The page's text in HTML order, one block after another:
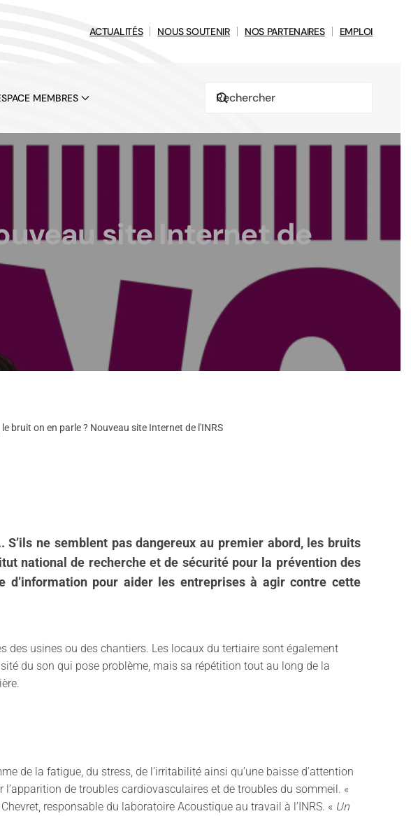
ACTUALITÉS NOUS SOUTENIR NOS PARTENAIRES EMPLOI
MEMBRES
site Internet de
bruit on en parle ? Nouveau site Internet de l'INRS
ne semblent pas dangereux au premier abord, les bruits
national de recherche et de sécurité pour la prévention des
d’information pour aider les entreprises à agir contre cette
des usines ou des chantiers. Les locaux du tertiaire sont également
du son qui pose problème, mais sa répétition tout au long de la
de la fatigue, du stress, de l’irritabilité ainsi qu’une baisse d’attention
de troubles cardiovasculaires et de troubles du sommeil. «
responsable du laboratoire Acoustique au travail à l’INRS. « Un